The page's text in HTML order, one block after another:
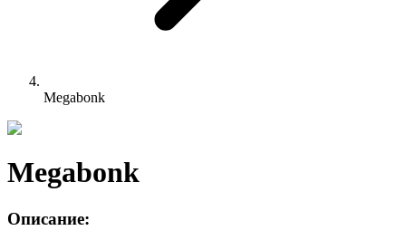
Megabonk
Megabonk
Описание: